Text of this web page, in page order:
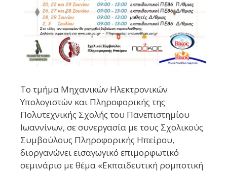
Το τμήμα Μηχανικών Ηλεκτρονικών
Υπολογιστών και Πληροφορικής της
Πολυτεχνικής Σχολής του Πανεπιστημίου
Ιωαννίνων, σε συνεργασία με τους Σχολικούς
Συμβούλους Πληροφορικής Ηπείρου,
διοργανώνει εισαγωγικό επιμορφωτικό
σεμινάριο με θέμα «Εκπαιδευτική ρομποτική